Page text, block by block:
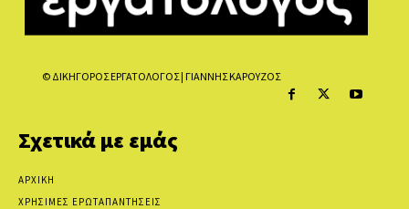
© ΔΙΚΗΓΟΡΟΣ ΕΡΓΑΤΟΛΟΓΟΣ | ΓΙΑΝΝΗΣ ΚΑΡΟΥΖΟΣ
Σχετικά με εμάς
ΑΡΧΙΚΗ
ΧΡΗΣΙΜΕΣ ΕΡΩΤΑΠΑΝΤΗΣΕΙΣ